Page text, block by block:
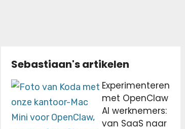
Sebastiaan's artikelen
Experimenteren
met OpenClaw
AI werknemers:
van SaaS naar